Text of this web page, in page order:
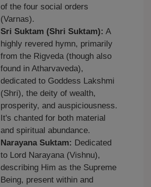
of the four social orders
(Varnas).
Sri Suktam (Shri Suktam): A
highly revered hymn, primarily
from the Rigveda (though also
found in Atharvaveda),
dedicated to Goddess Lakshmi
(Shri), the deity of wealth,
prosperity, and auspiciousness.
It's chanted for both material
and spiritual abundance.
Narayana Suktam: Dedicated
to Lord Narayana (Vishnu),
describing Him as the Supreme
Being, present within and